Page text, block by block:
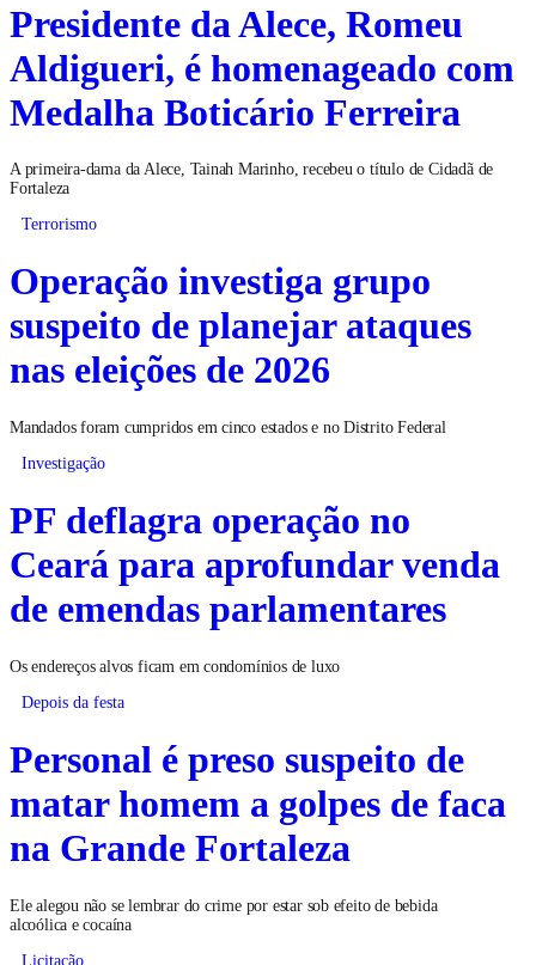
Presidente da Alece, Romeu
Aldigueri, é homenageado com
Medalha Boticário Ferreira
A primeira-dama da Alece, Tainah Marinho, recebeu o título de Cidadã de
Fortaleza
Terrorismo
Operação investiga grupo
suspeito de planejar ataques
nas eleições de 2026
Mandados foram cumpridos em cinco estados e no Distrito Federal
Investigação
PF deflagra operação no
Ceará para aprofundar venda
de emendas parlamentares
Os endereços alvos ficam em condomínios de luxo
Depois da festa
Personal é preso suspeito de
matar homem a golpes de faca
na Grande Fortaleza
Ele alegou não se lembrar do crime por estar sob efeito de bebida
alcoólica e cocaína
Licitação